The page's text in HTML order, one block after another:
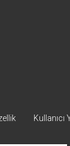
Kullanıcı